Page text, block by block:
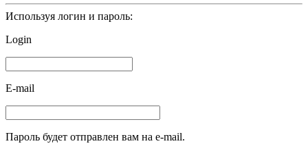
Используя логин и пароль:
Login
E-mail
Пароль будет отправлен вам на e-mail.